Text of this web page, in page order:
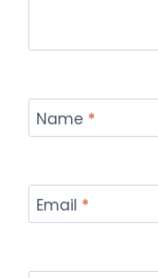
Name *
Email *